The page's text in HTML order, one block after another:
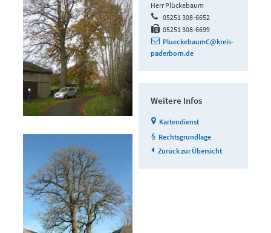
Herr Plückebaum
05251 308-6652
05251 308-6699
PlueckebaumC@kreis-
paderborn.de
Weitere Infos
Kartendienst
Rechtsgrundlage
Zurück zur Übersicht